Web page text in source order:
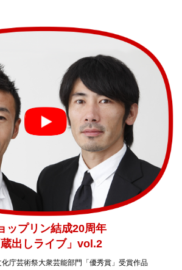
ップリン結成20周年
蔵出しライブ」vol.2
庁芸術祭大衆芸能部門「優秀賞」受賞作品